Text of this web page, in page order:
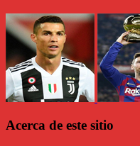
Acerca de este sitio